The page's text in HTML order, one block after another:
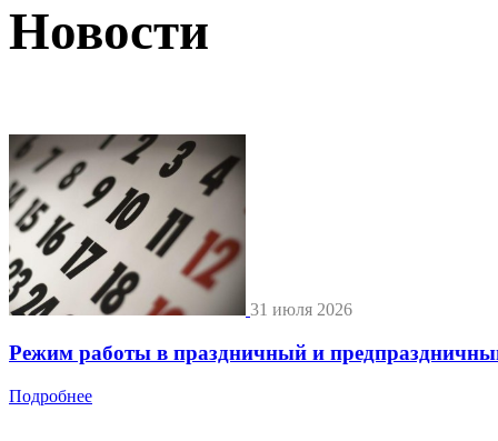
Новости
31 июля 2026
Режим работы в праздничный и
Подробнее